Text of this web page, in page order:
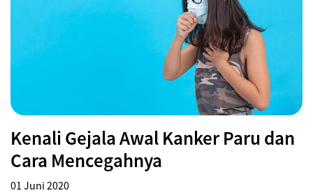
Kenali Gejala Awal Kanker Paru dan
Cara Mencegahnya
01 Juni 2020